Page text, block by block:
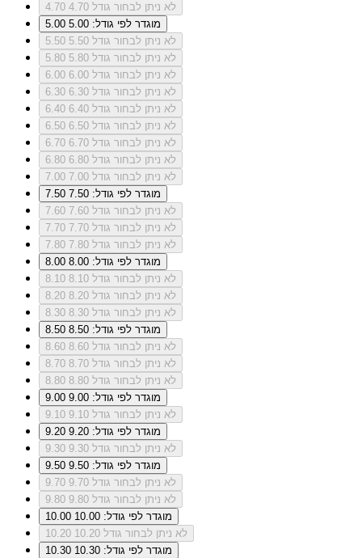
4.70
לא ניתן לבחור גודל 4.70
5.00
מוגדר לפי גודל: 5.00
5.50
לא ניתן לבחור גודל 5.50
5.80
לא ניתן לבחור גודל 5.80
6.00
לא ניתן לבחור גודל 6.00
6.30
לא ניתן לבחור גודל 6.30
6.40
לא ניתן לבחור גודל 6.40
6.50
לא ניתן לבחור גודל 6.50
6.70
לא ניתן לבחור גודל 6.70
6.80
לא ניתן לבחור גודל 6.80
7.00
לא ניתן לבחור גודל 7.00
7.50
מוגדר לפי גודל: 7.50
7.60
לא ניתן לבחור גודל 7.60
7.70
לא ניתן לבחור גודל 7.70
7.80
לא ניתן לבחור גודל 7.80
8.00
מוגדר לפי גודל: 8.00
8.10
לא ניתן לבחור גודל 8.10
8.20
לא ניתן לבחור גודל 8.20
8.30
לא ניתן לבחור גודל 8.30
8.50
מוגדר לפי גודל: 8.50
8.60
לא ניתן לבחור גודל 8.60
8.70
לא ניתן לבחור גודל 8.70
8.80
לא ניתן לבחור גודל 8.80
9.00
מוגדר לפי גודל: 9.00
9.10
לא ניתן לבחור גודל 9.10
9.20
מוגדר לפי גודל: 9.20
9.30
לא ניתן לבחור גודל 9.30
9.50
מוגדר לפי גודל: 9.50
9.70
לא ניתן לבחור גודל 9.70
9.80
לא ניתן לבחור גודל 9.80
10.00
מוגדר לפי גודל: 10.00
10.20
לא ניתן לבחור גודל 10.20
10.30
מוגדר לפי גודל: 10.30